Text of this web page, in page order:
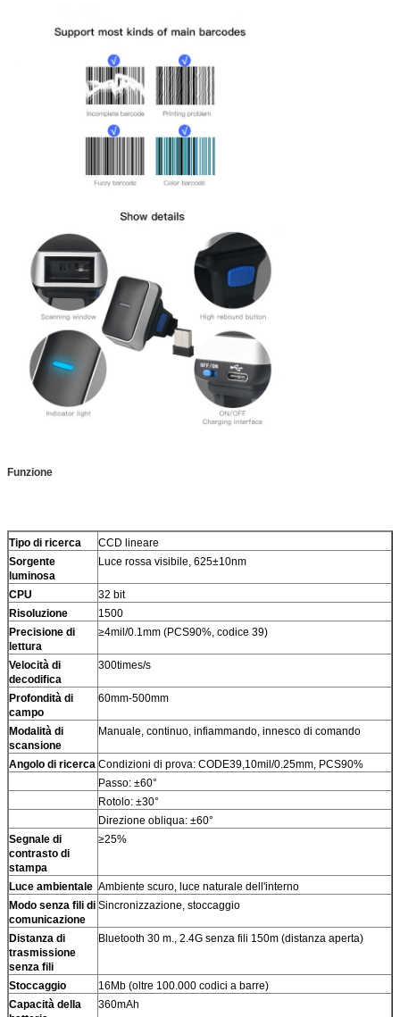
Funzione
Tipo di ricerca
CCD lineare
Sorgente
luminosa
Luce rossa visibile, 625±10nm
CPU
32 bit
Risoluzione
1500
Precisione di
lettura
≥4mil/0.1mm (PCS90%, codice 39)
Velocità di
decodifica
300times/s
Profondità di
campo
60mm-500mm
Modalità di
scansione
Manuale, continuo, infiammando, innesco di comando
Angolo di ricerca Condizioni di prova: CODE39,10mil/0.25mm, PCS90%
Passo: ±60°
Rotolo: ±30°
Direzione obliqua: ±60°
Segnale di
contrasto di
stampa
≥25%
Luce ambientale Ambiente scuro, luce naturale dell'interno
Modo senza fili di
comunicazione
Sincronizzazione, stoccaggio
Distanza di
trasmissione
senza fili
Bluetooth 30 m., 2.4G senza fili 150m (distanza aperta)
Stoccaggio
16Mb (oltre 100.000 codici a barre)
Capacità della
360mAh